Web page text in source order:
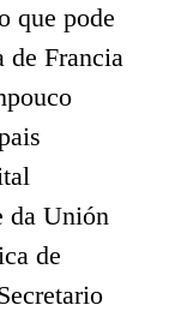
que pode
Francia
da Unión
de